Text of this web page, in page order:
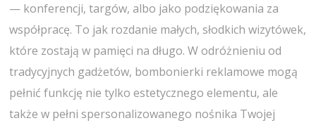
— konferencji, targów, albo jako podziękowania za
współpracę. To jak rozdanie małych, słodkich wizytówek,
które zostają w pamięci na długo. W odróżnieniu od
tradycyjnych gadżetów, bombonierki reklamowe mogą
pełnić funkcję nie tylko estetycznego elementu, ale
także w pełni spersonalizowanego nośnika Twojej